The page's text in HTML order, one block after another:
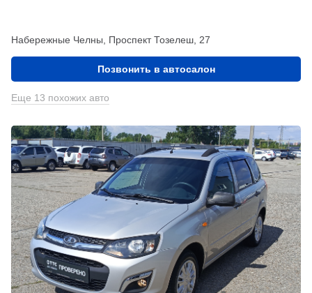
Набережные Челны, Проспект Тозелеш, 27
Позвонить в автосалон
Еще 13 похожих авто